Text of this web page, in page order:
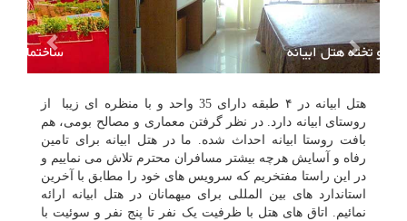
اتاق دو تخته هتل ابیانه
هتل ابیانه در ۴ طبقه دارای 35 واحد و با منظره ای زیبا از
روستای ابیانه دارد. در نظر گرفتن معماری و مصالح بومی، هم
بافت روستا ابیانه احداث شده. ما در هتل ابیانه برای تامین
رفاه و آسایش هرچه بیشتر مسافران محترم تلاش می نماییم و
در این راستا مفتخریم که سرویس های خود را مطابق با آخرین
استاندارد های بین المللی برای میهمانان در هتل ابیانه ارائه
نمائیم. اتاق های هتل با ظرفیت یک نفر تا پنج نفر و سوئیت با